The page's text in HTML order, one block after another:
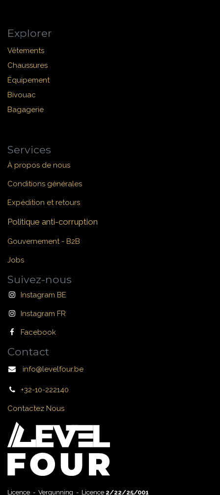
Explorer
Vêtements
Chaussures
Équipement
Bivouac
Bagagerie
Services
À propos de nous
Conditions générales
Expédition et retours
Politique anti-corruption
Gouvernement - B2B
Jobs
Suivez-nous
Instagram BE
Instagram FR
Facebook
Contact
info@levelfour.be
+32-10-222140
Contactez Nous
Licence - Vergunning - Licence 2/22/25/001